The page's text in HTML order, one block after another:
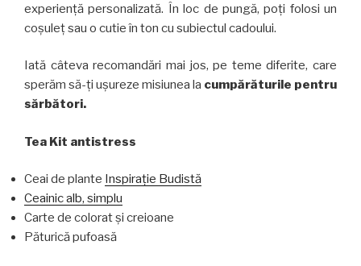
experiență personalizată. În loc de pungă, poți folosi un
coșuleț sau o cutie în ton cu subiectul cadoului.
Iată câteva recomandări mai jos, pe teme diferite, care
sperăm să-ți ușureze misiunea la cumpărăturile pentru
sărbători.
Tea Kit antistress
Ceai de plante Inspirație Budistă
Ceainic alb, simplu
Carte de colorat și creioane
Păturică pufoasă